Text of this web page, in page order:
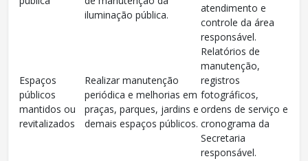
iluminação pública.
atendimento e
controle da área
responsável.
Espaços
públicos
mantidos ou
revitalizados
Realizar manutenção
periódica e melhorias em
praças, parques, jardins e
demais espaços públicos.
Relatórios de
manutenção,
registros
fotográficos,
ordens de serviço e
cronograma da
Secretaria
responsável.